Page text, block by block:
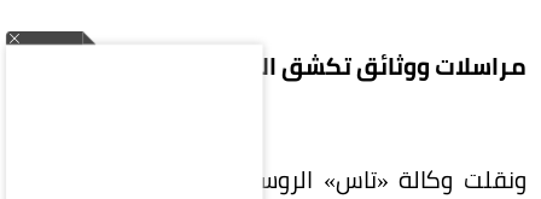
مراسلات ووثائق تكشق الإحداثيات
ونقلت وكالة «تاس» الروسية عن المخترقين بأنهم